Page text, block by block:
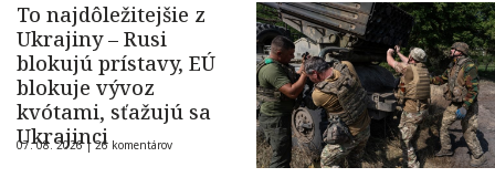
To najdôležitejšie z
Ukrajiny – Rusi
blokujú prístavy, EÚ
blokuje vývoz
kvótami, sťažujú sa
Ukrajinci
07. 08. 2026 |26 komentárov